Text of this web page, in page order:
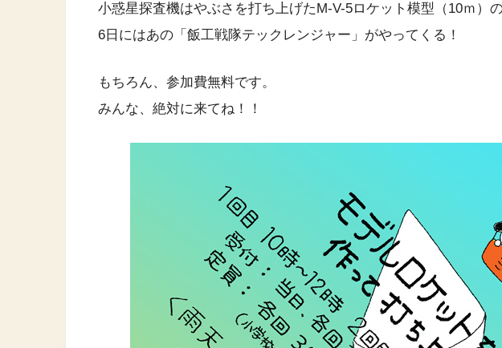
小惑星探査機はやぶさを打ち上げたM-V-5ロケット模型（10ｍ）
6日にはあの「飯工戦隊テックレンジャー」がやってくる！
もちろん、参加費無料です。
みんな、絶対に来てね！！